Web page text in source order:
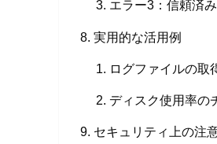
エラー3：信頼済
実用的な活用例
ログファイルの取
ディスク使用率の
セキュリティ上の注